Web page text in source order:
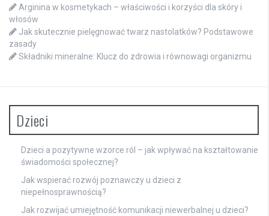
Arginina w kosmetykach – właściwości i korzyści dla skóry i
włosów
Jak skutecznie pielęgnować twarz nastolatków? Podstawowe
zasady
Składniki mineralne: Klucz do zdrowia i równowagi organizmu
Dzieci
Dzieci a pozytywne wzorce ról – jak wpływać na kształtowanie
świadomości społecznej?
Jak wspierać rozwój poznawczy u dzieci z
niepełnosprawnością?
Jak rozwijać umiejętność komunikacji niewerbalnej u dzieci?